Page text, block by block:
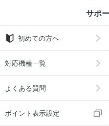
サポ
初めての方へ
対応機種一覧
よくある質問
ポイント表示設定